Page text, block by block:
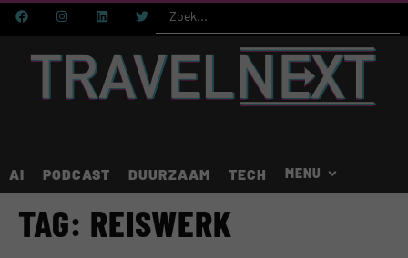
AI PODCAST DUURZAAM TECH
TAG: REISWERK